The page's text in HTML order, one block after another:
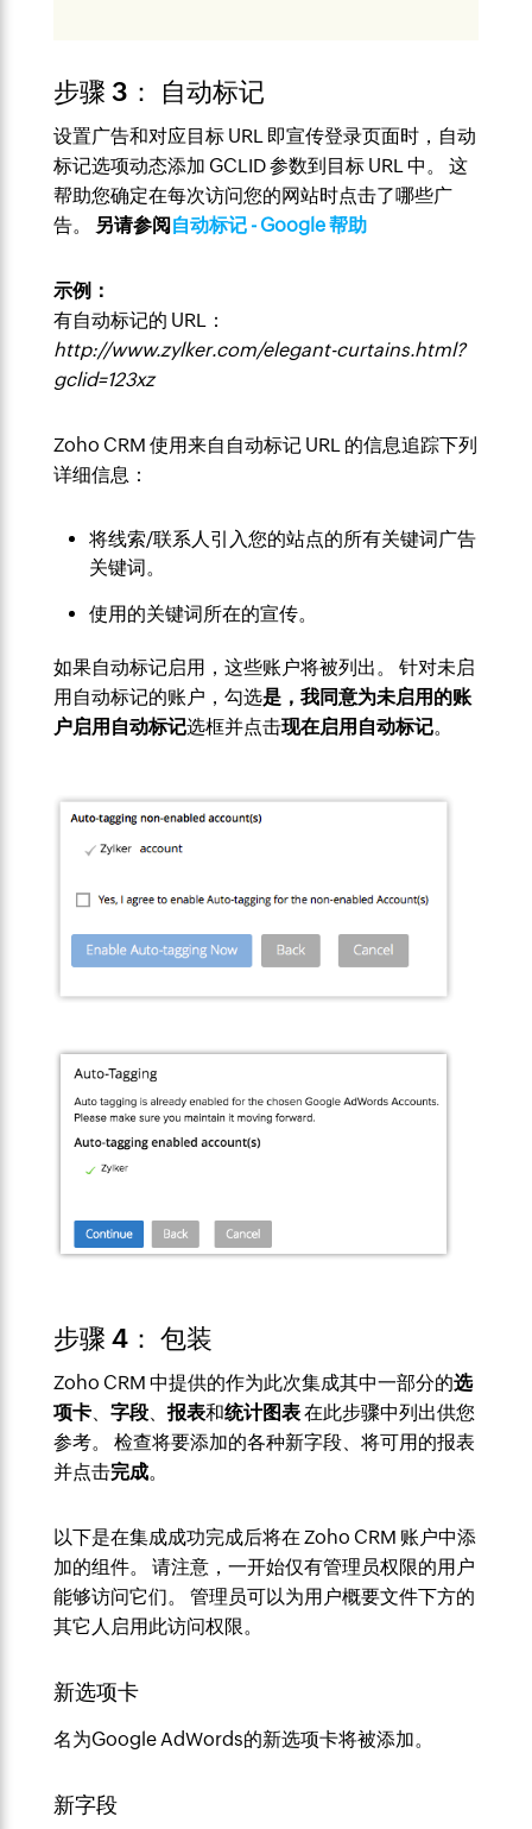
步骤 3： 自动标记
设置广告和对应目标 URL 即宣传登录页面时，自动
标记选项动态添加 GCLID 参数到目标 URL 中。 这
帮助您确定在每次访问您的网站时点击了哪些广
告。
另请参阅自动标记 - Google 帮助
示例：
有自动标记的 URL：
http://www.zylker.com/elegant-curtains.html?
gclid=123xz
Zoho CRM 使用来自自动标记 URL 的信息追踪下列
详细信息：
将线索/联系人引入您的站点的所有关键词广告
关键词。
使用的关键词所在的宣传。
如果自动标记启用，这些账户将被列出。 针对未启
用自动标记的账户，勾选是，我同意为未启用的账
户启用自动标记选框并点击现在启用自动标记。
步骤 4： 包装
Zoho CRM 中提供的作为此次集成其中一部分的选
项卡、 字段、 报表和统计图表在此步骤中列出供您
参考。 检查将要添加的各种新字段、将可用的报表
并点击完成。
以下是在集成成功完成后将在 Zoho CRM 账户中添
加的组件。 请注意，一开始仅有管理员权限的用户
能够访问它们。 管理员可以为用户概要文件下方的
其它人启用此访问权限。
新选项卡
名为Google AdWords的新选项卡将被添加。
新字段